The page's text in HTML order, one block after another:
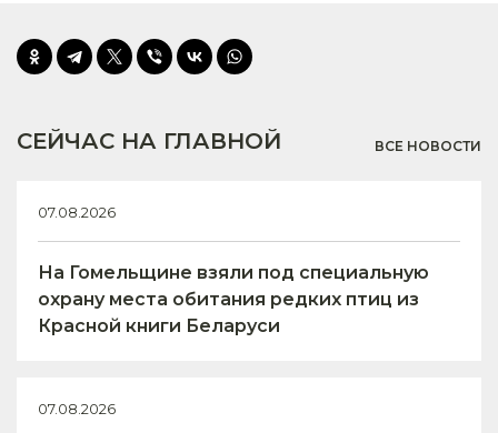
СЕЙЧАС НА ГЛАВНОЙ ВСЕ НОВОСТИ
07.08.2026
На Гомельщине взяли под специальную
охрану места обитания редких птиц из
Красной книги Беларуси
07.08.2026